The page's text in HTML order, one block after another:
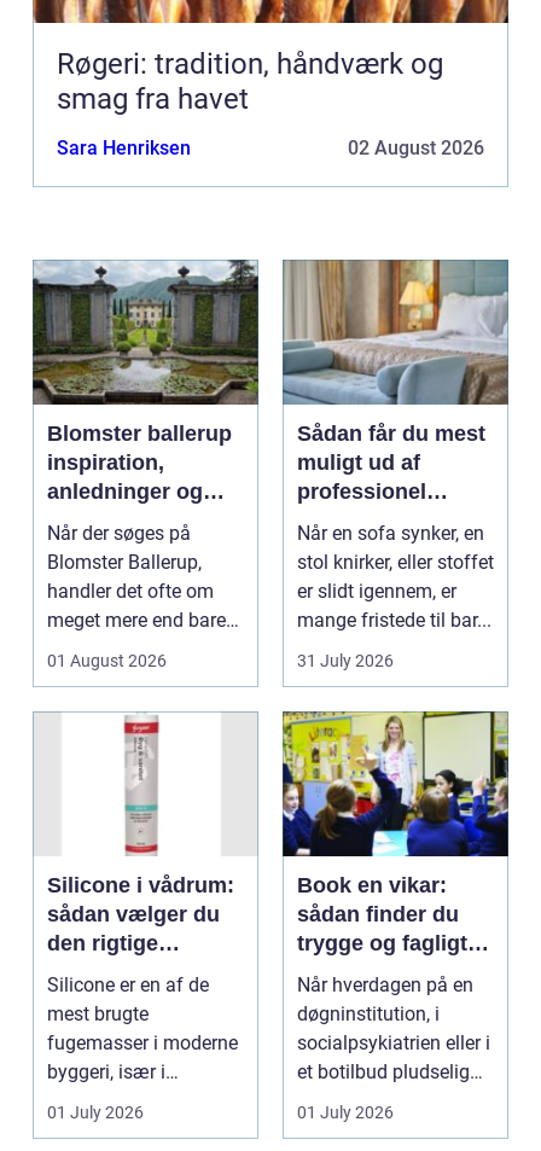
Røgeri: tradition, håndværk og
smag fra havet
Sara Henriksen 02 August 2026
Blomster ballerup
inspiration,
anledninger og
lokale muligheder
Når der søges på
Blomster Ballerup,
handler det ofte om
meget mere end bare
en hurtig buket.
Blomste...
01 August 2026
Sådan får du mest
muligt ud af
professionel
møbelpolstring
Når en sofa synker, en
stol knirker, eller stoffet
er slidt igennem, er
mange fristede til bar...
31 July 2026
Silicone i vådrum:
sådan vælger du
den rigtige
fugemasse
Silicone er en af de
mest brugte
fugemasser i moderne
byggeri, især i
badeværelser,
køkkener og andr...
01 July 2026
Book en vikar:
sådan finder du
trygge og fagligt
stærke løsninger
Når hverdagen på en
døgninstitution, i
socialpsykiatrien eller i
et botilbud pludselig
ændrer sig, k...
01 July 2026